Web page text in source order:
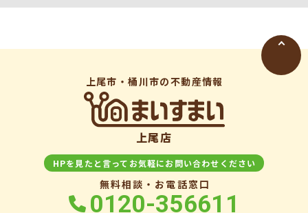
上尾市・桶川市の不動産情報
上尾店
HPを見たと言ってお気軽にお問い合わせください
無料相談・お電話窓口
0120-356611